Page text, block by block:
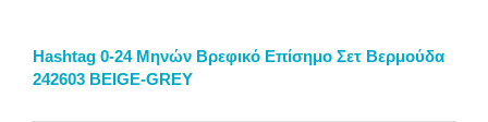
Hashtag 0-24 Μηνών Βρεφικό Επίσημο Σετ Βερμούδα
242603 BEIGE-GREY